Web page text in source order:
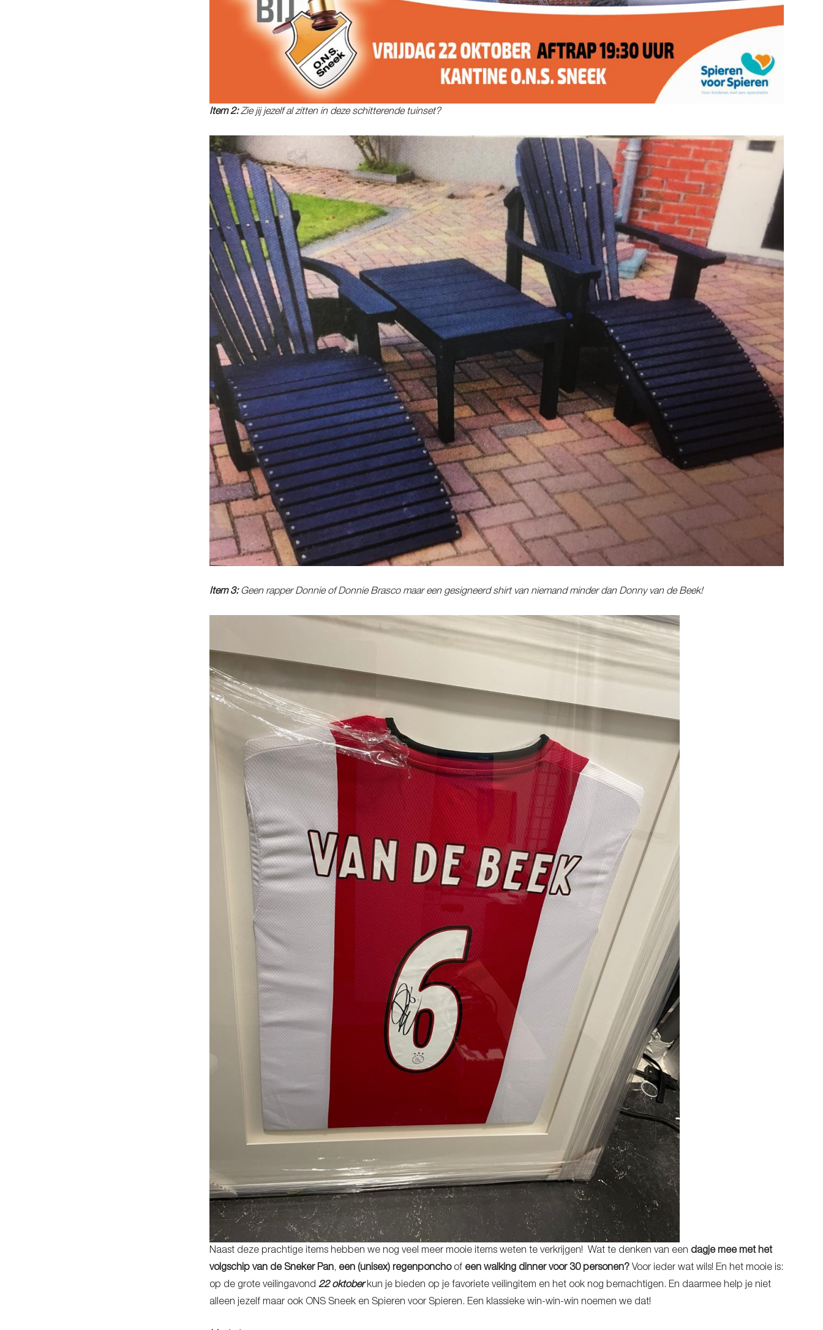
Item 2:Zie jij jezelf al zitten in deze schitterende tuinset?
Item 3:Geen rapper Donnie of Donnie Brasco maar een gesigneerd shirt van niemand minder dan Donny van de Beek!
Naast deze prachtige items hebben we nog veel meer mooie items weten te verkrijgen! Wat te denken van een dagje mee met het
volgschip van de Sneker Pan, een (unisex) regenponcho of een walking dinner voor 30 personen? Voor ieder wat wils! En het mooie is:
op de grote veilingavond22 oktoberkun je bieden op je favoriete veilingitem en het ook nog bemachtigen. En daarmee help je niet
alleen jezelf maar ook ONS Sneek en Spieren voor Spieren. Een klassieke win-win-win noemen we dat!